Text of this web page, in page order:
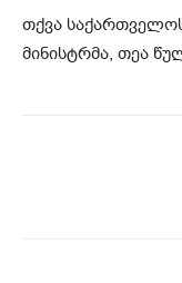
თქვა
მინისტრმა, თეა